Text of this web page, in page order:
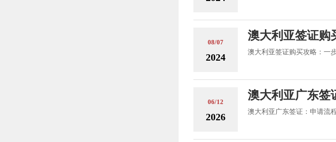
08/07
2024
澳大利亚签证购
澳大利亚签证购买攻略：一
06/12
2026
澳大利亚广东签
澳大利亚广东签证：申请流